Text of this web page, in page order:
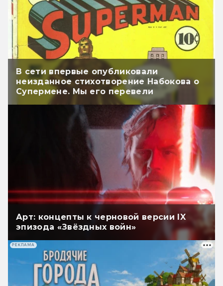
В сети впервые опубликовали
неизданное стихотворение Набокова о
Супермене. Мы его перевели
Арт: концепты к черновой версии IX
эпизода «Звёздных войн»
РЕКЛАМА